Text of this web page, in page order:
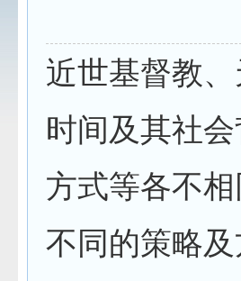
近世基督教
时间及其社
方式等各不
不同的策略